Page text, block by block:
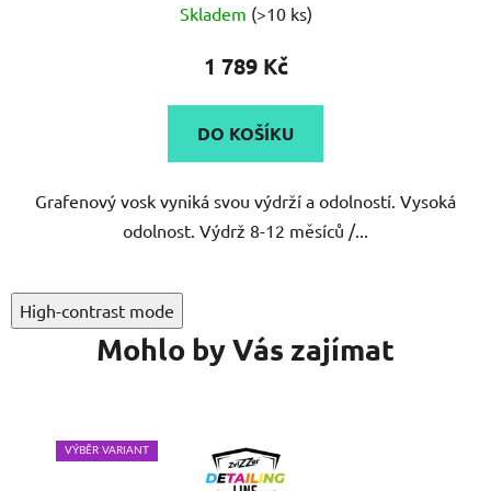
Skladem (>10 ks)
1 789 Kč
DO KOŠÍKU
Grafenový vosk vyniká svou výdrží a odolností. Vysoká
odolnost. Výdrž 8-12 měsíců /...
High-contrast mode
Mohlo by Vás zajímat
VÝBĚR VARIANT